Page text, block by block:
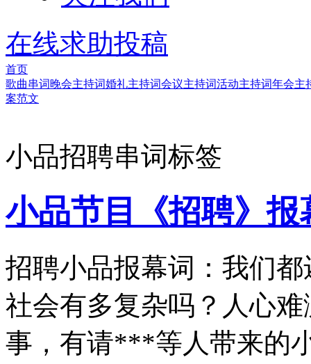
在线求助投稿
首页
歌曲串词晚会主持词婚礼主持词会议主持词活动主持词年会主
案范文
小品招聘串词标签
小品节目《招聘》报
招聘小品报幕词：我们
社会有多复杂吗？人心
事，有请***等人带来的